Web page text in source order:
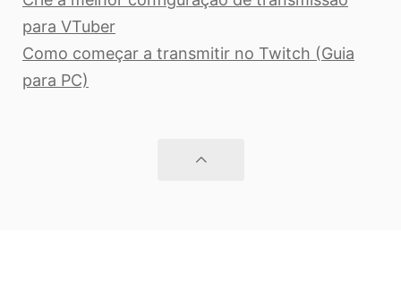
para VTuber
Como começar a transmitir no Twitch (Guia
para PC)